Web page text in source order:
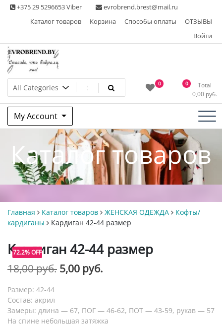
Skip +375 29 5296653 Viber
evrobrend.brest@mail.ru
Каталог товаров
Корзина Способы оплаты
ОТЗЫВЫ
Войти
Интернет-магазин одежды
second hand
0 0
Total
0,00 руб.
My Account
Каталог товаров
Главная Каталог товаров ЖЕНСКАЯ ОДЕЖДА
Кофты/
кардиганы
Кардиган 42-44 размер
72.2% OFF
Кардиган 42-44 размер
18,00руб. Первоначальная
18,00 руб..
5,00 руб.
Размер: 42-44
Состав: акрил
Замеры: длина — 67, ПОГ — 46-62, ПОТ — 43-59, рукав — 57
На спине небольшая затяжка